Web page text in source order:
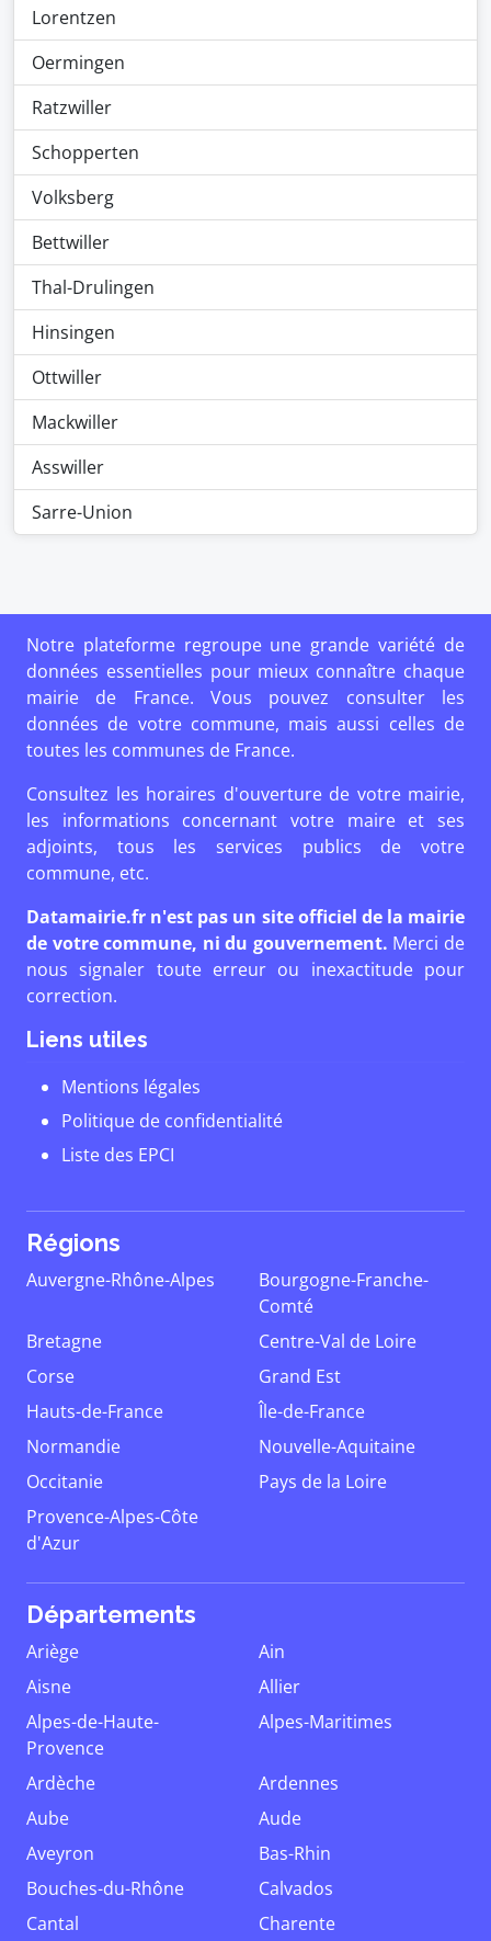
Lorentzen
Oermingen
Ratzwiller
Schopperten
Volksberg
Bettwiller
Thal-Drulingen
Hinsingen
Ottwiller
Mackwiller
Asswiller
Sarre-Union
Notre plateforme regroupe une grande variété de
données essentielles pour mieux connaître chaque
mairie de France. Vous pouvez consulter les
données de votre commune, mais aussi celles de
toutes les communes de France.
Consultez les horaires d'ouverture de votre mairie,
les informations concernant votre maire et ses
adjoints, tous les services publics de votre
commune, etc.
Datamairie.fr n'est pas un site officiel de la mairie
de votre commune, ni du gouvernement. Merci de
nous signaler toute erreur ou inexactitude pour
correction.
Liens utiles
Mentions légales
Politique de confidentialité
Liste des EPCI
Régions
Auvergne-Rhône-Alpes
Bourgogne-Franche-
Comté
Bretagne
Centre-Val de Loire
Corse
Grand Est
Hauts-de-France
Île-de-France
Normandie
Nouvelle-Aquitaine
Occitanie
Pays de la Loire
Provence-Alpes-Côte
d'Azur
Départements
Ariège
Ain
Aisne
Allier
Alpes-de-Haute-
Provence
Alpes-Maritimes
Ardèche
Ardennes
Aube
Aude
Aveyron
Bas-Rhin
Bouches-du-Rhône
Calvados
Cantal
Charente